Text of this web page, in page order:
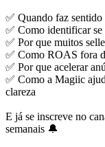
✅ Quando faz
✅ Como identificar
✅ Por que muitos
✅ Como ROAS fora
✅ Por que acelerar
✅ Como a Magiic
clareza
E já se inscreve no
semanais 🔔